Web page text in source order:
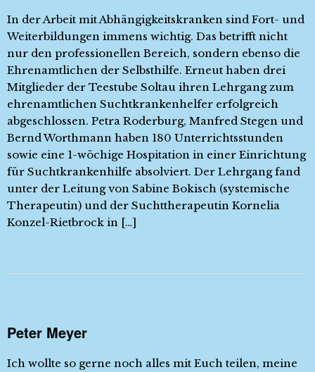
In der Arbeit mit Abhängigkeitskranken sind Fort- und
Weiterbildungen immens wichtig. Das betrifft nicht
nur den professionellen Bereich, sondern ebenso die
Ehrenamtlichen der Selbsthilfe. Erneut haben drei
Mitglieder der Teestube Soltau ihren Lehrgang zum
ehrenamtlichen Suchtkrankenhelfer erfolgreich
abgeschlossen. Petra Roderburg, Manfred Stegen und
Bernd Worthmann haben 180 Unterrichtsstunden
sowie eine 1-wöchige Hospitation in einer Einrichtung
für Suchtkrankenhilfe absolviert. Der Lehrgang fand
unter der Leitung von Sabine Bokisch (systemische
Therapeutin) und der Suchttherapeutin Kornelia
Konzel-Rietbrock in […]
Peter Meyer
Ich wollte so gerne noch alles mit Euch teilen, meine